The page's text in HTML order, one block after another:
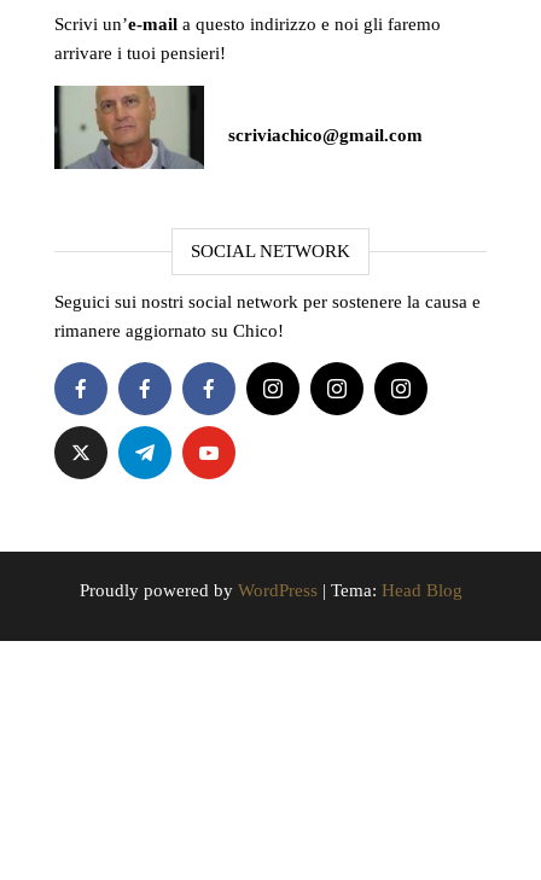
Scrivi un’e-mail a questo indirizzo e noi gli faremo
arrivare i tuoi pensieri!
scriviachico@gmail.com
SOCIAL NETWORK
Seguici sui nostri social network per sostenere la causa e
rimanere aggiornato su Chico!
Proudly powered by WordPress | Tema: Head Blog